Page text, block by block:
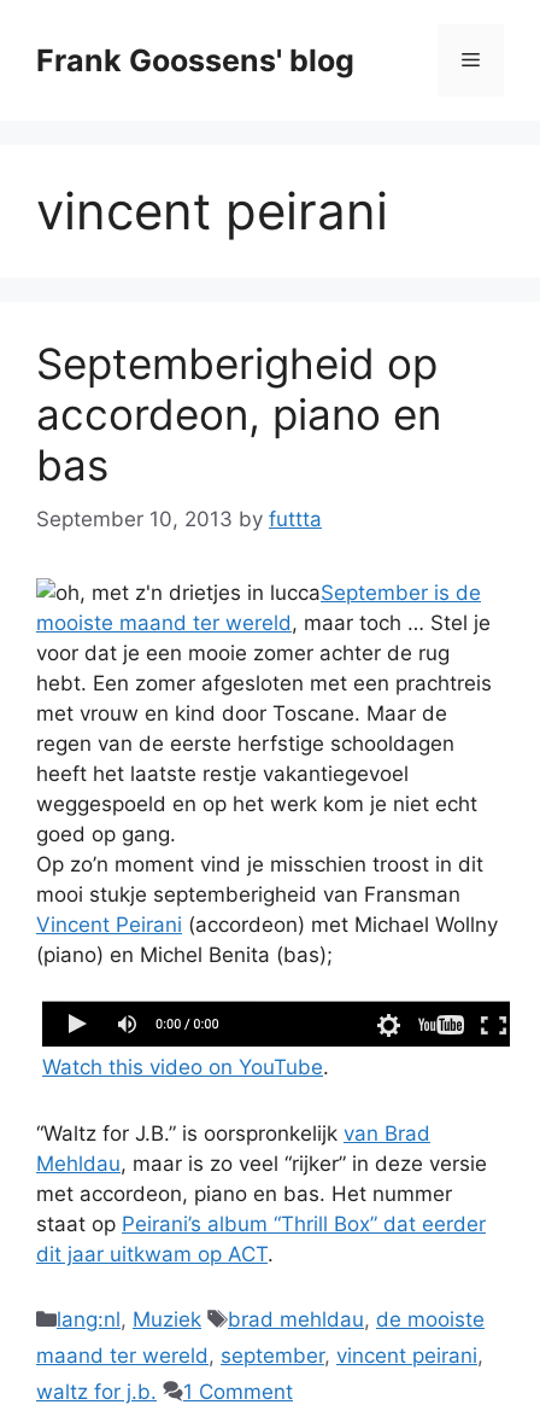
contentFrank Goossens' blog Menu
vincent peirani
Septemberigheid op
accordeon, piano en
bas
September 10, 2013 by futtta
September is de
mooiste maand ter wereld, maar toch … Stel je
voor dat je een mooie zomer achter de rug
hebt. Een zomer afgesloten met een prachtreis
met vrouw en kind door Toscane. Maar de
regen van de eerste herfstige schooldagen
heeft het laatste restje vakantiegevoel
weggespoeld en op het werk kom je niet echt
goed op gang.
Op zo’n moment vind je misschien troost in dit
mooi stukje septemberigheid van Fransman
Vincent Peirani (accordeon) met Michael Wollny
(piano) en Michel Benita (bas);
Watch this video on YouTube.
“Waltz for J.B.” is oorspronkelijk van Brad
Mehldau, maar is zo veel “rijker” in deze versie
met accordeon, piano en bas. Het nummer
staat op Peirani’s album “Thrill Box” dat eerder
dit jaar uitkwam op ACT.
Categories
lang:nl, Muziek Tags
brad mehldau, de mooiste
maand ter wereld , september, vincent peirani,
waltz for j.b.
1 Comment